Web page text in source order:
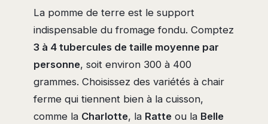
La pomme de terre est le support
indispensable du fromage fondu. Comptez
3 à 4 tubercules de taille moyenne par
personne, soit environ 300 à 400
grammes. Choisissez des variétés à chair
ferme qui tiennent bien à la cuisson,
comme la Charlotte, la Ratte ou la Belle